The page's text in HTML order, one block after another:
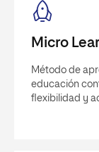
Micro
Método de
educación
flexibilidad y